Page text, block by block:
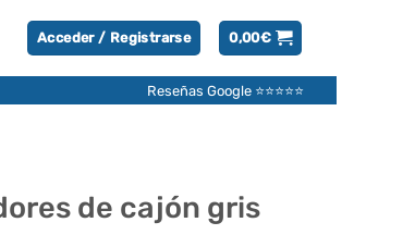
Acceder / Registrarse 0,00€
Reseñas Google ⭐⭐⭐⭐⭐
de cajón gris